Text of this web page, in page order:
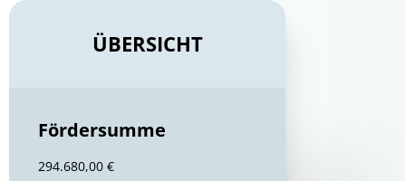
ÜBERSICHT
Fördersumme
294.680,00 €